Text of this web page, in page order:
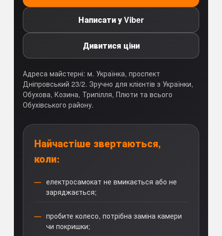
Написати у Viber
Дивитися ціни
Адреса майстерні: м. Українка, проспект
Дніпровський 23/2. Зручно для клієнтів з Українки,
Обухова, Козина, Трипілля, Плюти та всього
Обухівського району.
Найчастіше звертаються,
коли:
електросамокат не вмикається або не
заряджається;
пробите колесо, потрібна заміна камери
чи покришки;